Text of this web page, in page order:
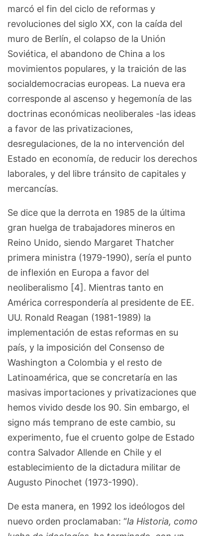
marcó el fin del ciclo de reformas y
revoluciones del siglo XX, con la caída del
muro de Berlín, el colapso de la Unión
Soviética, el abandono de China a los
movimientos populares, y la traición de las
socialdemocracias europeas. La nueva era
corresponde al ascenso y hegemonía de las
doctrinas económicas neoliberales -las ideas
a favor de las privatizaciones,
desregulaciones, de la no intervención del
Estado en economía, de reducir los derechos
laborales, y del libre tránsito de capitales y
mercancías.
Se dice que la derrota en 1985 de la última
gran huelga de trabajadores mineros en
Reino Unido, siendo Margaret Thatcher
primera ministra (1979-1990), sería el punto
de inflexión en Europa a favor del
neoliberalismo [4]. Mientras tanto en
América correspondería al presidente de EE.
UU. Ronald Reagan (1981-1989) la
implementación de estas reformas en su
país, y la imposición del Consenso de
Washington a Colombia y el resto de
Latinoamérica, que se concretaría en las
masivas importaciones y privatizaciones que
hemos vivido desde los 90. Sin embargo, el
signo más temprano de este cambio, su
experimento, fue el cruento golpe de Estado
contra Salvador Allende en Chile y el
establecimiento de la dictadura militar de
Augusto Pinochet (1973-1990).
De esta manera, en 1992 los ideólogos del
nuevo orden proclamaban: “la Historia, como